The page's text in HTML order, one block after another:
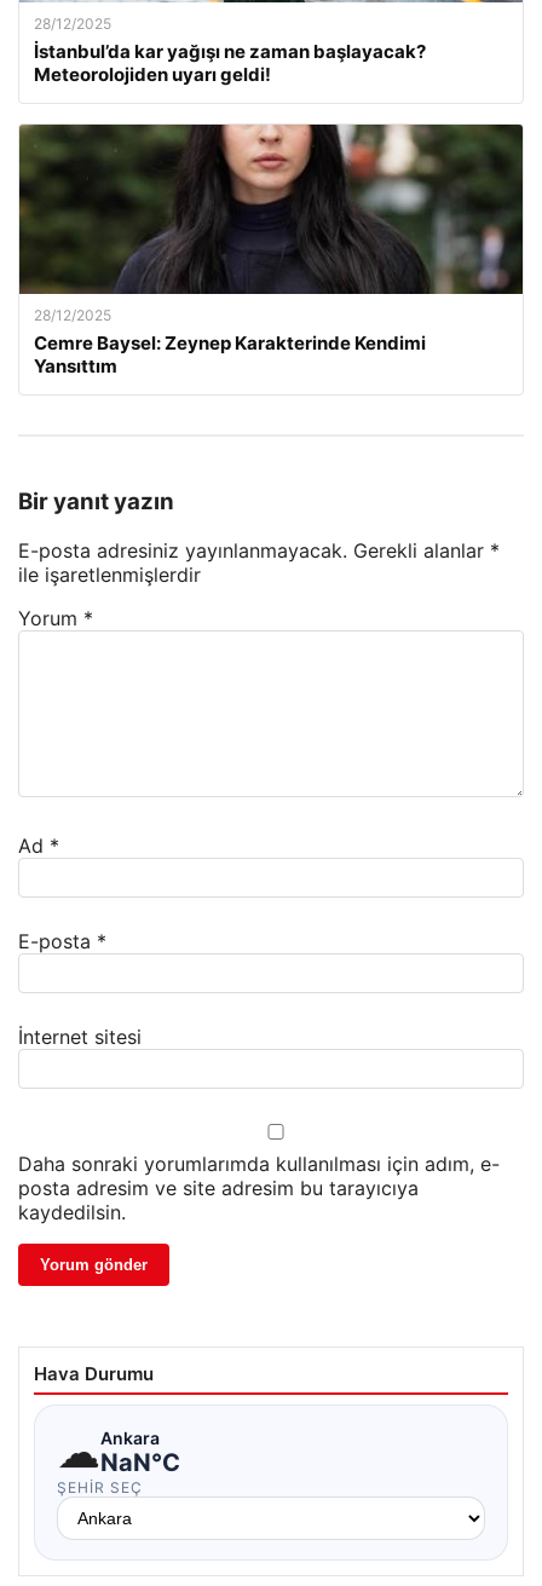
28/12/2025
İstanbul’da kar yağışı ne zaman başlayacak?
Meteorolojiden uyarı geldi!
28/12/2025
Cemre Baysel: Zeynep Karakterinde Kendimi
Yansıttım
Bir yanıt yazın
E-posta adresiniz yayınlanmayacak. Gerekli alanlar *
ile işaretlenmişlerdir
Yorum *
Ad *
E-posta *
İnternet sitesi
Daha sonraki yorumlarımda kullanılması için adım, e-
posta adresim ve site adresim bu tarayıcıya
kaydedilsin.
Hava Durumu
☁Ankara
NaN°C
ŞEHIR SEÇ